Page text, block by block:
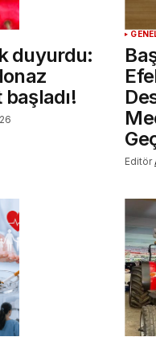
duyurdu:
başladı!
Editör